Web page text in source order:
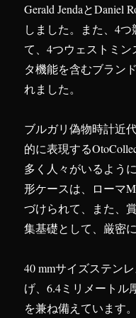
Gerald JendaとDaniel
しました。また、4
て、4つウェストミ
タ機能を含むブラン
れました。
ブルガリ偽物時計近
的に表現する
多く人々がいるよう
形ケースは、ローマ
づけられて、また、
集基礎として、厳密
40 mmサイズステン
げ、6.4ミリメートル
を兼ね備えています